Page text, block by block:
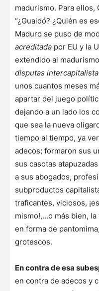
madurismo. Para ellos,
“¿Guaidó? ¿Quién es
Maduro se puso de
acreditada por EU y la
extendido al
disputas intercapitalista
unos cuantos meses
apartar del juego
dejando a un lado los
que sea la nueva
tiempo al tiempo, ya
adecos; formaron sus
sus casotas
a sus abogados,
subproductos
traficantes, viciosos,
mismo!,…o más bien,
en forma de
grotescos.
En contra de esa
en contra de adecos y